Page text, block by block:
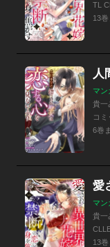
TL
13
マン
貴一
コ
6巻
マン
貴一
13